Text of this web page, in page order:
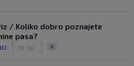
/ Koliko dobro poznajete
pasa?
13. lip. 0